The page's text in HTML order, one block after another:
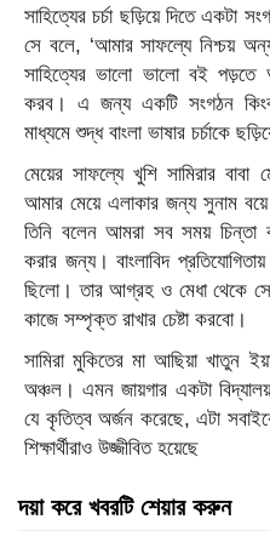
সাহিত্যের চর্চা ছড়িয়ে দিতে একটা
সে বলে, ‘আমার সাফল্যে নিশ্চয়
সাহিত্যের ভালো ভালো বই
করব। এ জন্য একটি সংগঠন
মাধ্যমে শুদ্ধ বাংলা ভাষার চর্চাকে
মেয়ের সাফল্যে খুশি সামিরার
আমার মেয়ে এলাকার জন্য সুনাম
তিনি বলেন আমরা সব সময়
করার জন্য। বাংলাবিদ
ছিলো। তার আগ্রহ ও মেধা থেকে
কাজে সম্পৃক্ত রাখার চেষ্টা করবো।
সামিরা মুকিতের মা আছিয়া খাতুন
অঞ্চল। এমন জায়গার একটা বিদ্যালয়
যে কৃতিত্ব অর্জন করেছে, এটা
শিক্ষার্থীরাও উজ্জীবিত হয়েছে
দয়া করে খবরটি শেয়ার করুন